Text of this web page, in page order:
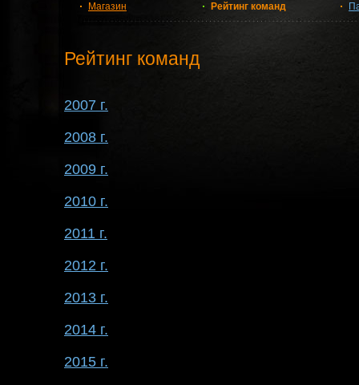
Магазин
Рейтинг команд
Рейтинг команд
2007 г.
2008 г.
2009 г.
2010 г.
2011 г.
2012 г.
2013 г.
2014 г.
2015 г.